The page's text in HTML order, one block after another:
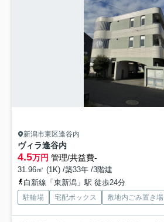
新潟市東区逢谷内
ヴィラ逢谷内
4.5万円 管理/共益費-
31.96㎡ (1K) /築33年 /3階建
白新線「東新潟」駅 徒歩24分
駐輪場 宅配ボックス 敷地内ごみ置き場